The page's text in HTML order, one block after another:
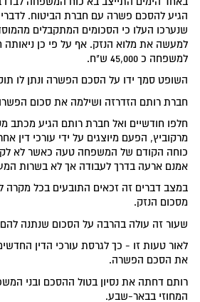
הגיע להסכם פשרה עם חברת הביטוח. לדברי
שנערכו העלו כי הסכומים המתקבלים
למעשה את מלוא הנזק. אף על פי כן
למשפחה כ 45,000 ש"ח.
השופט סמך ידו על הסכם הפשרה ונתן לו
חברת רותם הזדרזה ושילמה את סכום
חלפו חודשיים ואל חברת רותם הגיע מכתב
מרקוביץ, הפעם מיוצגים על ידי עורכי דין
כוחה הקודם של המשפחה טעה כאשר לא
אמנם ארעה בדרך לעבודה אך לא בשרות
מסכום הנזק.
שעור זה עולה בהרבה על הסכום שנתנה
לאור טעות זו - כך לגרסת עורכי הדין
את הסכם הפשרה.
רותם דחתה את נסיון בטול ההסכם ובני
המחוזי בבאר-שבע.